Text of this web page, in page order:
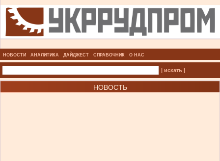
НОВОСТИ АНАЛИТИКА ДАЙДЖЕСТ СПРАВОЧНИК О НАС
| искать |
НОВОСТЬ